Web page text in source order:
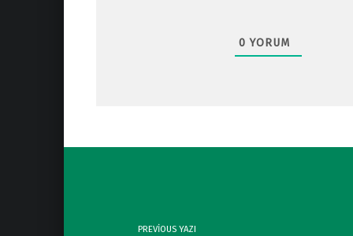
0 YORUM
Post navigation
PREVIOUS YAZI